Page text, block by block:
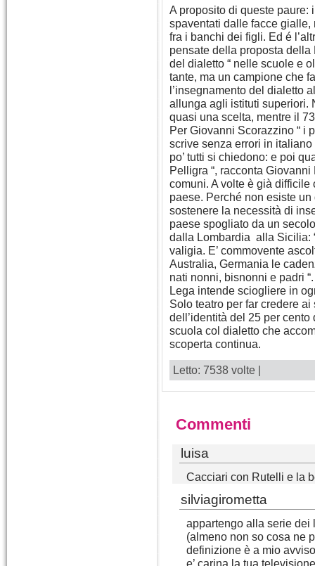
A proposito di queste paure:
spaventati dalle facce gialle,
fra i banchi dei figli. Ed é
pensate della proposta della
del dialetto “ nelle scuole e
tante, ma un campione che
l’insegnamento del dialetto
allunga agli istituti superiori.
quasi una scelta, mentre il
Per Giovanni Scorazzino “ i
scrive senza errori in
po’ tutti si chiedono: e poi
Pelligra “, racconta
comuni. A volte è già
paese. Perché non esiste
sostenere la necessità di
paese spogliato da un
dalla Lombardia alla Sicilia:
valigia. E’ commovente
Australia, Germania le
nati nonni, bisnonni e padri
Lega intende sciogliere in
Solo teatro per far credere ai
dell’identità del 25 per
scuola col dialetto che
scoperta continua.
Letto: 7538 volte |
Commenti
luisa
Cacciari con Rutelli e la
silviagirometta
appartengo alla serie
(almeno non so cosa ne
definizione è a mio
e’ carina la tua